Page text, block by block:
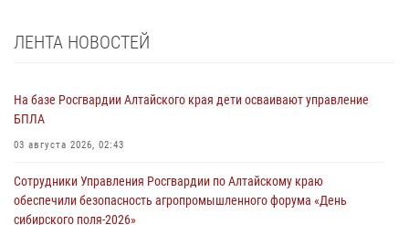
ЛЕНТА НОВОСТЕЙ
На базе Росгвардии Алтайского края дети осваивают управление
БПЛА
03 августа 2026, 02:43
Сотрудники Управления Росгвардии по Алтайскому краю
обеспечили безопасность агропромышленного форума «День
сибирского поля-2026»